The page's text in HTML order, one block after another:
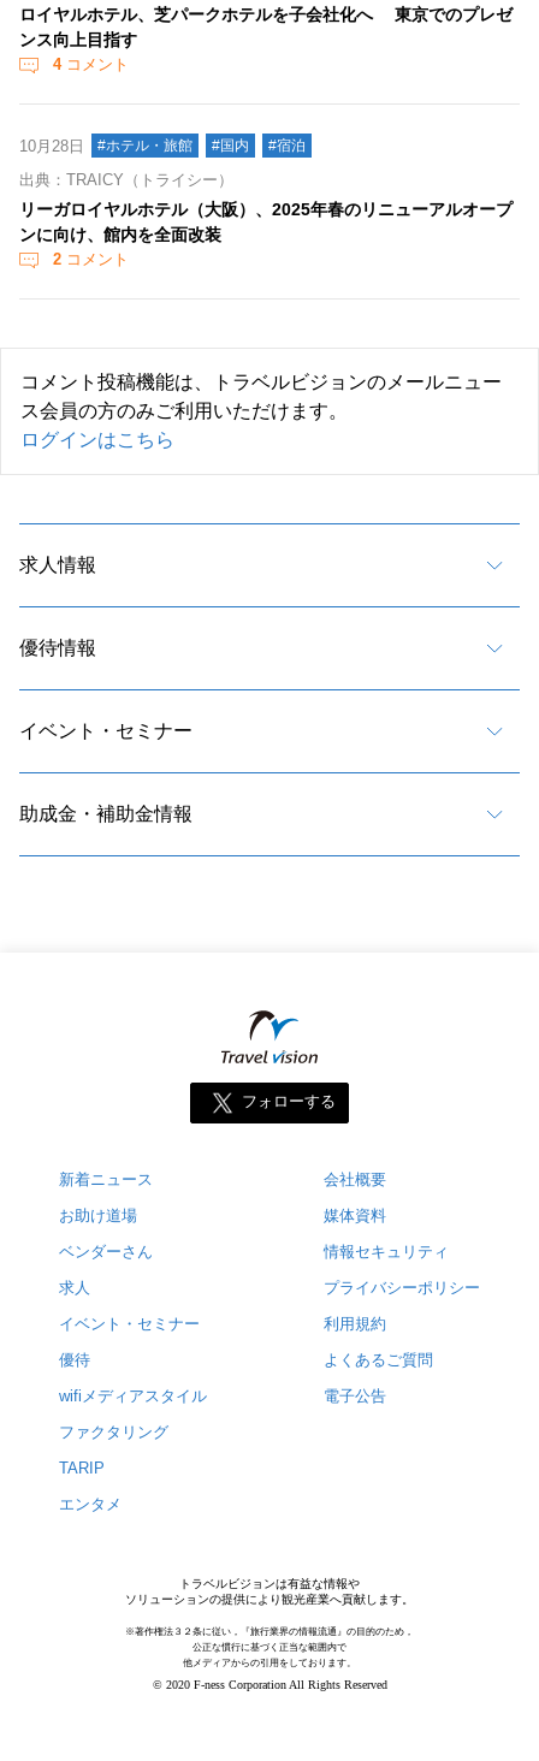
ロイヤルホテル、芝パークホテルを子会社化へ 東京でのプレゼ
ンス向上目指す
4コメント
10月28日 #ホテル・旅館 #国内 #宿泊
出典：TRAICY（トライシー）
リーガロイヤルホテル（大阪）、2025年春のリニューアルオープ
ンに向け、館内を全面改装
2 コメント
コメント投稿機能は、トラベルビジョンのメールニュー
ス会員の方のみご利用いただけます。
ログインはこちら
求人情報
優待情報
イベント・セミナー
助成金・補助金情報
フォローする
新着ニュース
お助け道場
ベンダーさん
求人
イベント・セミナー
優待
wifiメディアスタイル
ファクタリング
TARIP
エンタメ
会社概要
媒体資料
情報セキュリティ
プライバシーポリシー
利用規約
よくあるご質問
電子公告
トラベルビジョンは有益な情報や
ソリューションの提供により観光産業へ貢献します。
※著作権法３２条に従い，『旅行業界の情報流通』の目的のため，
公正な慣行に基づく正当な範囲内で
他メディアからの引用をしております。
© 2020 F-ness Corporation All Rights Reserved